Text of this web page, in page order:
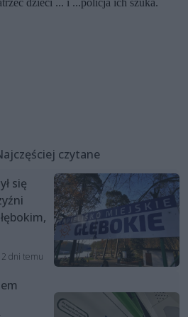
czytane
się
2 dni temu